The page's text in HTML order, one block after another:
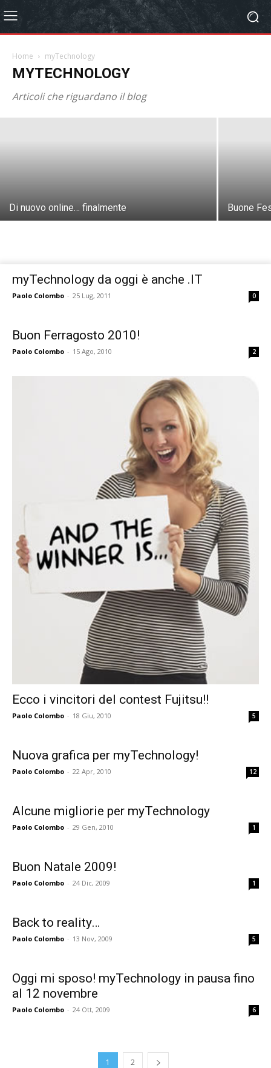
Home myTechnology
MYTECHNOLOGY
Articoli che riguardano il blog
Buoni Amazon in regalo per tutta la
settimana
Paolo Colombo - 24 Feb, 2021
Di nuovo online… finalmente Buone
myTechnology da oggi è anche .IT
Paolo Colombo - 25 Lug, 2011 0
Buon Ferragosto 2010!
Paolo Colombo - 15 Ago, 2010 2
Ecco i vincitori del contest Fujitsu!!
Paolo Colombo - 18 Giu, 2010 5
Nuova grafica per myTechnology!
Paolo Colombo - 22 Apr, 2010 12
Alcune migliorie per myTechnology
Paolo Colombo - 29 Gen, 2010 1
Buon Natale 2009!
Paolo Colombo - 24 Dic, 2009 1
Back to reality…
Paolo Colombo - 13 Nov, 2009 5
Oggi mi sposo! myTechnology in pausa fino
al 12 novembre
Paolo Colombo - 24 Ott, 2009 6
1 2